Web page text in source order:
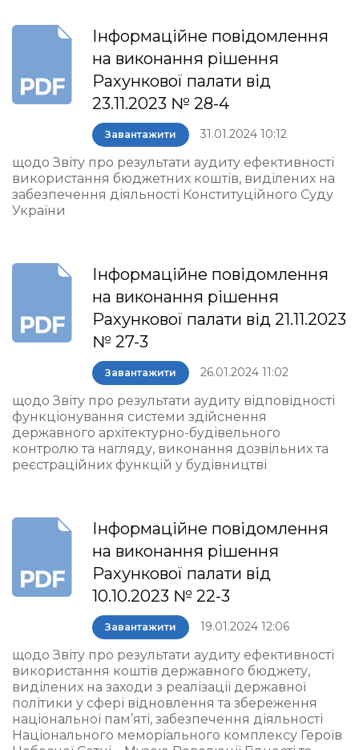
Інформаційне повідомлення
на виконання рішення
Рахункової палати від
23.11.2023 № 28-4
Завантажити 31.01.2024 10:12
щодо Звіту про результати аудиту ефективності
використання бюджетних коштів, виділених на
забезпечення діяльності Конституційного Суду
України
Інформаційне повідомлення
на виконання рішення
Рахункової палати від 21.11.2023
№ 27-3
Завантажити 26.01.2024 11:02
щодо Звіту про результати аудиту відповідності
функціонування системи здійснення
державного архітектурно-будівельного
контролю та нагляду, виконання дозвільних та
реєстраційних функцій у будівництві
Інформаційне повідомлення
на виконання рішення
Рахункової палати від
10.10.2023 № 22-3
Завантажити 19.01.2024 12:06
щодо Звіту про результати аудиту ефективності
використання коштів державного бюджету,
виділених на заходи з реалізації державної
політики у сфері відновлення та збереження
національної пам’яті, забезпечення діяльності
Національного меморіального комплексу Героїв